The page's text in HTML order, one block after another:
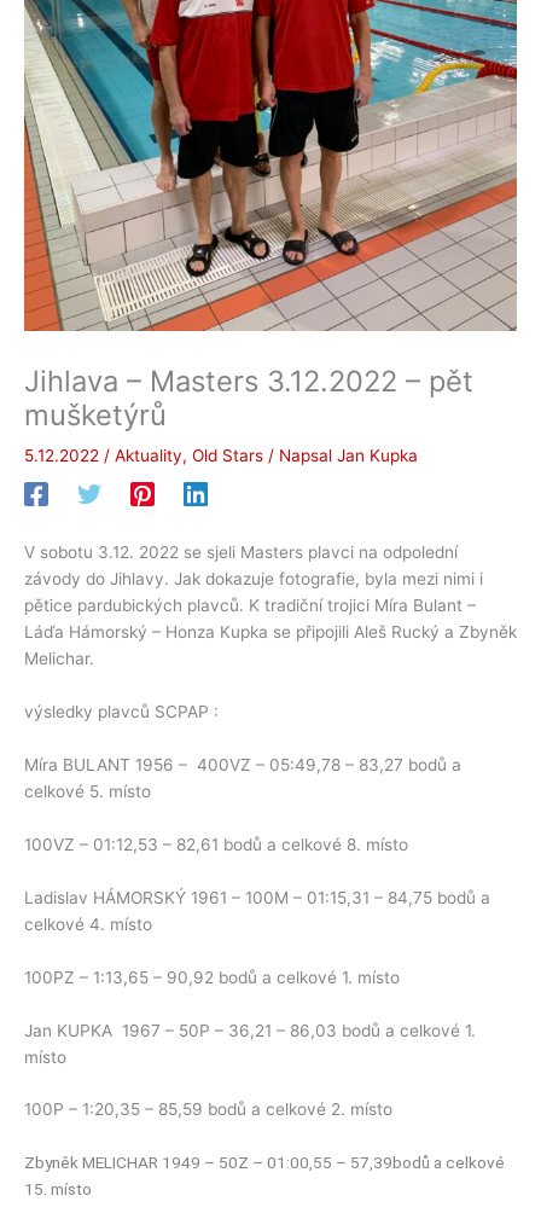
Jihlava – Masters 3.12.2022 – pět
mušketýrů
5.12.2022 / Aktuality, Old Stars / Napsal Jan Kupka
V sobotu 3.12. 2022 se sjeli Masters plavci na odpolední
závody do Jihlavy. Jak dokazuje fotografie, byla mezi nimi i
pětice pardubických plavců. K tradiční trojici Míra Bulant –
Láďa Hámorský – Honza Kupka se připojili Aleš Rucký a Zbyněk
Melichar.
výsledky plavců SCPAP :
Míra BULANT 1956 – 400VZ – 05:49,78 – 83,27 bodů a
celkové 5. místo
100VZ – 01:12,53 – 82,61 bodů a celkové 8. místo
Ladislav HÁMORSKÝ 1961 – 100M – 01:15,31 – 84,75 bodů a
celkové 4. místo
100PZ – 1:13,65 – 90,92 bodů a celkové 1. místo
Jan KUPKA 1967 – 50P – 36,21 – 86,03 bodů a celkové 1.
místo
100P – 1:20,35 – 85,59 bodů a celkové 2. místo
Zbyněk MELICHAR 1949 – 50Z – 01:00,55 – 57,39bodů a celkové
15. místo